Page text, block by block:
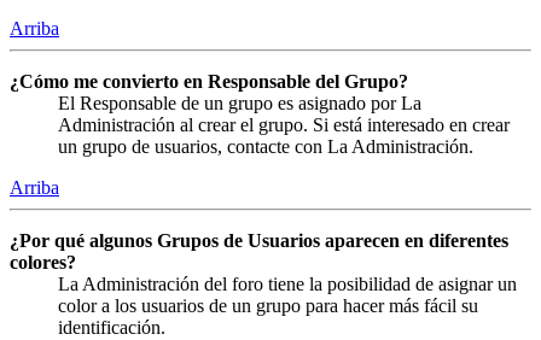
Arriba
¿Cómo me convierto en Responsable del Grupo?
El Responsable de un grupo es asignado por La
Administración al crear el grupo. Si está interesado en crear
un grupo de usuarios, contacte con La Administración.
Arriba
¿Por qué algunos Grupos de Usuarios aparecen en diferentes
colores?
La Administración del foro tiene la posibilidad de asignar un
color a los usuarios de un grupo para hacer más fácil su
identificación.